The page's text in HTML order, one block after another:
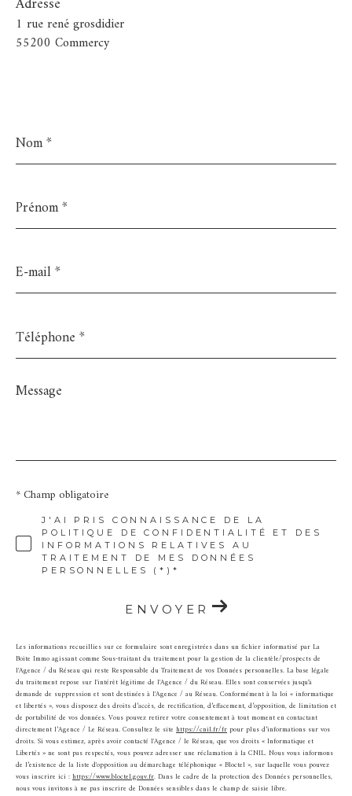
1 rue rené grosdidier
55200 Commercy
*
*
mail
*
*
Message
*
J'AI PRIS CONNAISSANCE DE LA
POLITIQUE DE CONFIDENTIALITÉ ET DES
INFORMATIONS RELATIVES AU
TRAITEMENT DE MES DONNÉES
PERSONNELLES (*)*
* Champ obligatoire
ENVOYER
Les informations recueillies sur ce formulaire sont enregistrées dans un fichier informatisé par La
Boite Immo agissant comme Sous-traitant du traitement pour la gestion de la clientèle/prospects de
l'Agence / du Réseau qui reste Responsable du Traitement de vos Données personnelles. La base légale
du traitement repose sur l'intérêt légitime de l'Agence / du Réseau. Elles sont conservées jusqu'à
demande de suppression et sont destinées à l'Agence / au Réseau. Conformément à la loi « informatique
et libertés », vous disposez des droits d’accès, de rectification, d’effacement, d’opposition, de limitation et
de portabilité de vos données. Vous pouvez retirer votre consentement à tout moment en contactant
directement l’Agence / Le Réseau. Consultez le site https://cnil.fr/frpour plus d’informations sur vos
droits. Si vous estimez, après avoir contacté l'Agence / le Réseau, que vos droits « Informatique et
Libertés » ne sont pas respectés, vous pouvez adresser une réclamation à la CNIL. Nous vous informons
de l’existence de la liste d'opposition au démarchage téléphonique « Bloctel », sur laquelle vous pouvez
vous inscrire ici :https://www.bloctel.gouv.fr. Dans le cadre de la protection des Données personnelles,
nous vous invitons à ne pas inscrire de Données sensibles dans le champ de saisie libre.